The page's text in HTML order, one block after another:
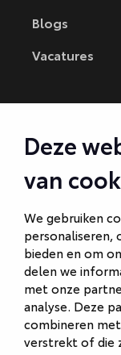
Deze
van
We gebruiken
personaliseren,
bieden en om
delen we
met onze
analyse. Deze
combineren
verstrekt of die
Blogs
Vacatures
Autobedrijf
Autobedrijf
Autobedrijf
Autobedrijf
Van Gent